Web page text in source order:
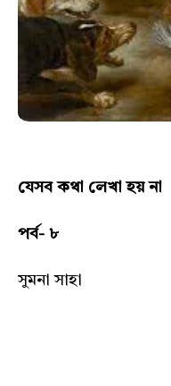
যেসব কথা লেখা হয় না
পর্ব- ৮
সুমনা সাহা